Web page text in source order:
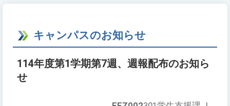
キャンパスのお知らせ
114年度第1学期第7週、週報配布のお知ら
せ